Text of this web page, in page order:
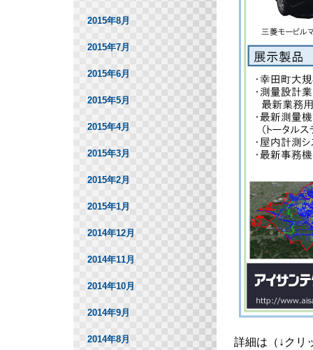
詳細は（↓クリ
2015年8月
2015年7月
2015年6月
2015年5月
2015年4月
2015年3月
2015年2月
2015年1月
2014年12月
2014年11月
2014年10月
2014年9月
2014年8月